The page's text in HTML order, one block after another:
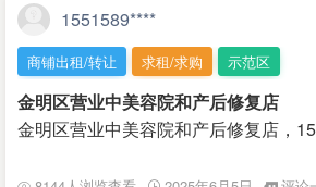
1551589****
商铺出租/转让 求租/求购 示范区
金明区营业中美容院和产后修复店
金明区营业中美容院和产后修复店，